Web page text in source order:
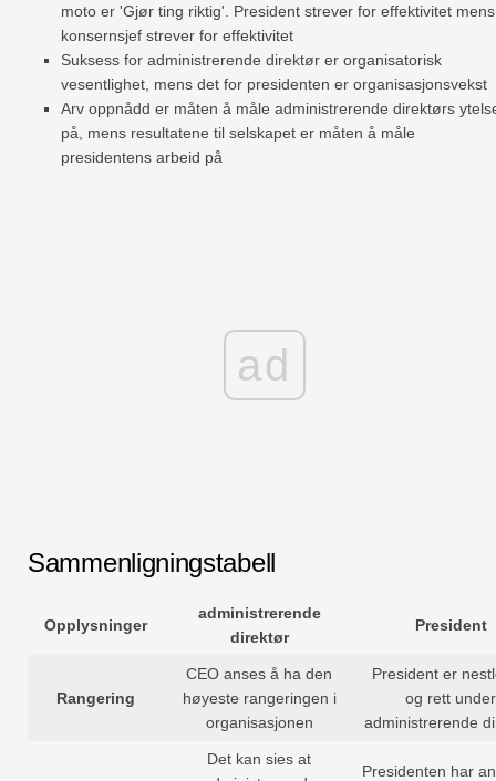
moto er 'Gjør ting riktig'. President strever for effektivitet mens
konsernsjef strever for effektivitet
Suksess for administrerende direktør er organisatorisk
vesentlighet, mens det for presidenten er organisasjonsvekst
Arv oppnådd er måten å måle administrerende direktørs
på, mens resultatene til selskapet er måten å måle
presidentens arbeid på
ad
Sammenligningstabell
Opplysninger
administrerende
direktør
President
Rangering
CEO anses å ha den
høyeste rangeringen i
organisasjonen
President er
og rett under
administrerende
Det kan sies at
Presidenten har